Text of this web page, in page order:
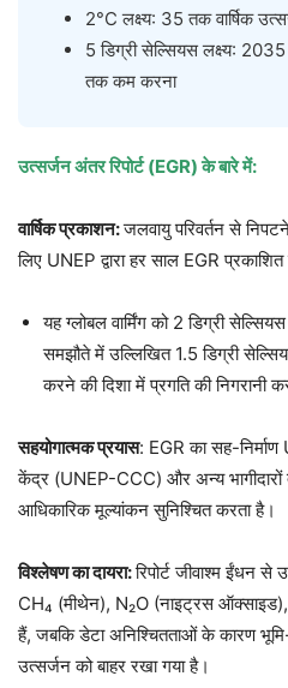
2°C लक्ष्य: 35 तक वार्षिक
5 डिग्री सेल्सियस लक्ष्य:
तक कम करना
उत्सर्जन अंतर रिपोर्ट (EGR) के बारे में:
वार्षिक प्रकाशन:जलवायु परिवर्तन से
लिए UNEP द्वारा हर साल EGR प्रकाशित
यह ग्लोबल वार्मिंग को 2 डिग्री
समझौते में उल्लिखित 1.5 डिग्री
करने की दिशा में प्रगति की निगरानी
सहयोगात्मक प्रयास: EGR का सह-
केंद्र (UNEP-CCC) और अन्य भागीदारों
आधिकारिक मूल्यांकन सुनिश्चित करता है।
विश्लेषण का दायरा:रिपोर्ट जीवाश्म ईंधन
CH₄ (मीथेन), N₂O (नाइट्रस
हैं, जबकि डेटा अनिश्चितताओं के कारण
उत्सर्जन को बाहर रखा गया है।